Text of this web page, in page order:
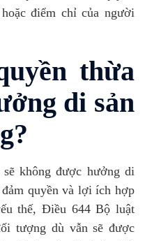
điểm chỉ của người
thừa
di sản
không được hưởng di
quyền và lợi ích hợp
thế, Điều 644 Bộ luật
tượng dù vẫn sẽ được